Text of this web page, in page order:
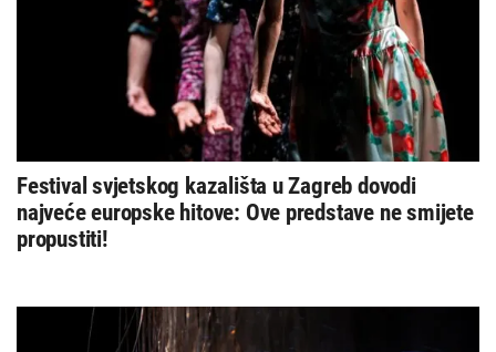
Festival svjetskog kazališta u Zagreb dovodi
najveće europske hitove: Ove predstave ne smijete
propustiti!